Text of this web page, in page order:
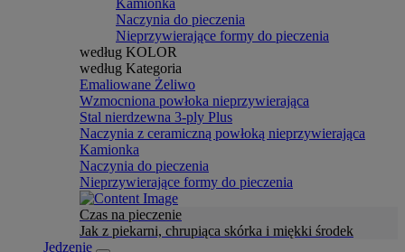
Kamionka
Naczynia do pieczenia
Nieprzywierające formy do pieczenia
według KOLOR
według Kategoria
Emaliowane Żeliwo
Wzmocniona powłoka nieprzywierająca
Stal nierdzewna 3-ply Plus
Naczynia z ceramiczną powłoką nieprzywierająca
Kamionka
Naczynia do pieczenia
Nieprzywierające formy do pieczenia
Czas na pieczenie
Jak z piekarni, chrupiąca skórka i miękki środek
Jedzenie